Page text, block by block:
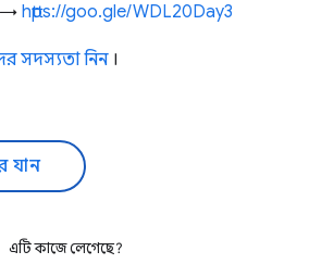
→ https://goo.gle/WDL20Day3
সদস্যতা নিন।
যান
এটি কাজে লেগেছে?